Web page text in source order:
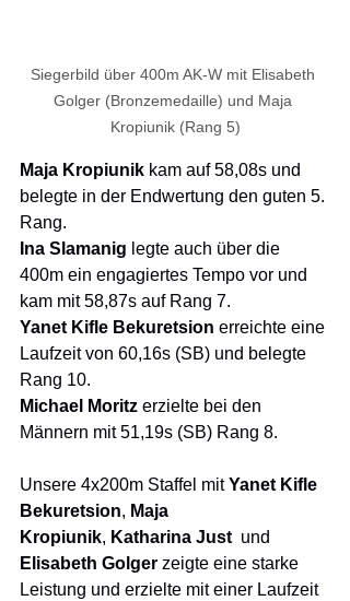
Siegerbild über 400m AK-W mit Elisabeth
Golger (Bronzemedaille) und Maja
Kropiunik (Rang 5)
Maja Kropiunik kam auf 58,08s und
belegte in der Endwertung den guten 5.
Rang.
Ina Slamanig legte auch über die
400m ein engagiertes Tempo vor und
kam mit 58,87s auf Rang 7.
Yanet Kifle Bekuretsion erreichte eine
Laufzeit von 60,16s (SB) und belegte
Rang 10.
Michael Moritz erzielte bei den
Männern mit 51,19s (SB) Rang 8.
Unsere 4x200m Staffel mit Yanet Kifle
Bekuretsion, Maja
Kropiunik, Katharina Just und
Elisabeth Golger zeigte eine starke
Leistung und erzielte mit einer Laufzeit